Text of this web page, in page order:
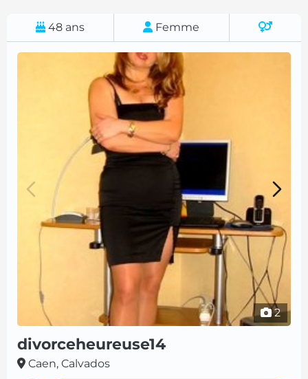
48 ans Femme
2
divorceheureuse14
Caen, Calvados